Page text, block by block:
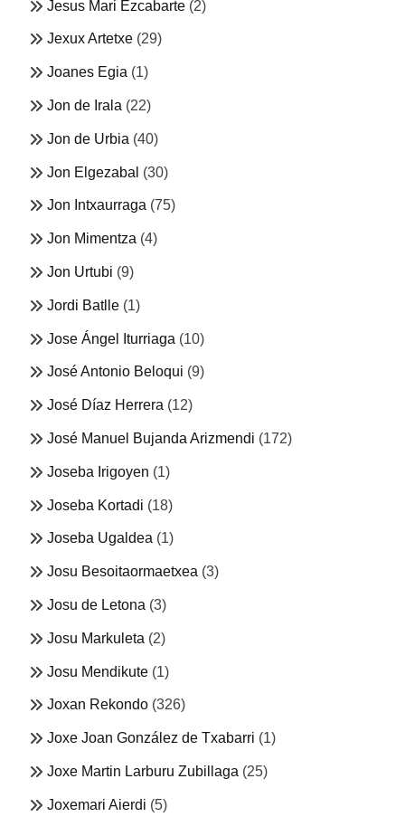
Jesus Mari Ezcabarte (2)
Jexux Artetxe (29)
Joanes Egia (1)
Jon de Irala (22)
Jon de Urbia (40)
Jon Elgezabal (30)
Jon Intxaurraga (75)
Jon Mimentza (4)
Jon Urtubi (9)
Jordi Batlle (1)
Jose Ángel Iturriaga (10)
José Antonio Beloqui (9)
José Díaz Herrera (12)
José Manuel Bujanda Arizmendi (172)
Joseba Irigoyen (1)
Joseba Kortadi (18)
Joseba Ugaldea (1)
Josu Besoitaormaetxea (3)
Josu de Letona (3)
Josu Markuleta (2)
Josu Mendikute (1)
Joxan Rekondo (326)
Joxe Joan González de Txabarri (1)
Joxe Martin Larburu Zubillaga (25)
Joxemari Aierdi (5)